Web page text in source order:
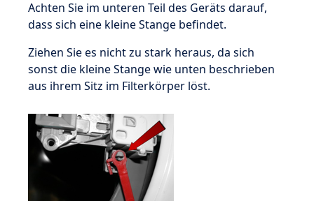
Achten Sie im unteren Teil des Geräts darauf,
dass sich eine kleine Stange befindet.
Ziehen Sie es nicht zu stark heraus, da sich
sonst die kleine Stange wie unten beschrieben
aus ihrem Sitz im Filterkörper löst.